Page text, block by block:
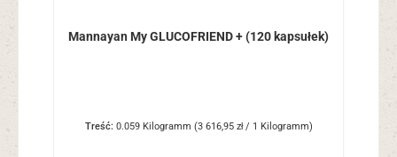
Mannayan My GLUCOFRIEND + (120 kapsułek)
Treść: 0.059 Kilogramm (3 616,95 zł / 1 Kilogramm)